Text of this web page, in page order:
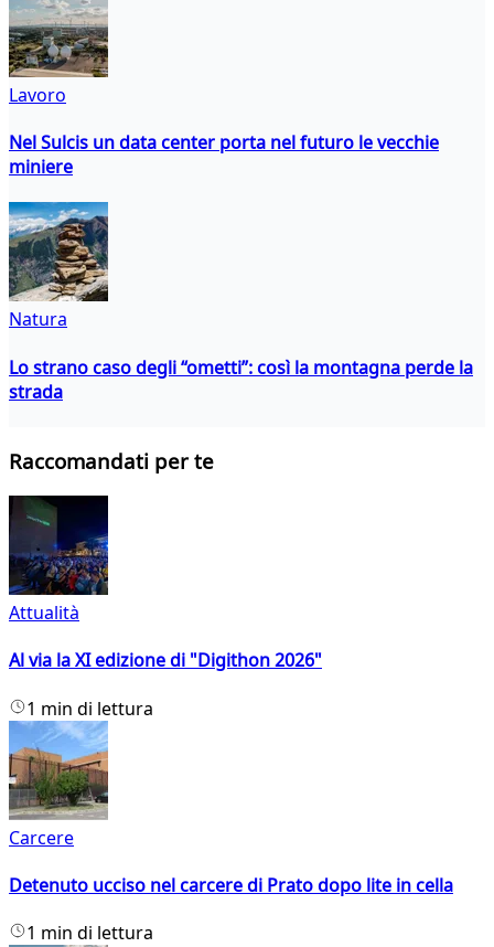
Lavoro
Nel Sulcis un data center porta nel futuro le vecchie
miniere
Natura
Lo strano caso degli “ometti”: così la montagna perde la
strada
Raccomandati per te
Attualità
Al via la XI edizione di "Digithon 2026"
1 min di lettura
Carcere
Detenuto ucciso nel carcere di Prato dopo lite in cella
1 min di lettura